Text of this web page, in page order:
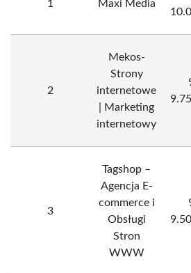
1 Maxi Media
2
Mekos-
Strony
internetowe
| Marketing
internetowy
9.75
3
Tagshop –
Agencja E-
commerce i
Obsługi
Stron
WWW
9.50